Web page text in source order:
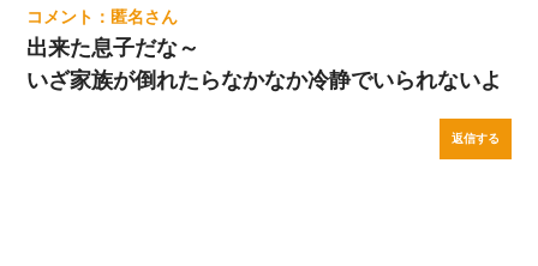
匿名
出来た息子だな～
いざ家族が倒れたらなかなか冷静でいられないよ
返信する